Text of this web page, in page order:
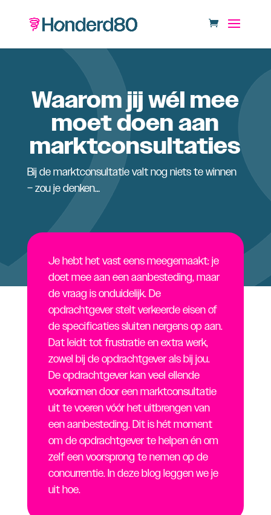
Waarom jij wél mee
moet doen aan
marktconsultaties
Bij de marktconsultatie valt nog niets te winnen
– zou je denken…
Je hebt het vast eens meegemaakt: je
doet mee aan een aanbesteding, maar
de vraag is onduidelijk. De
opdrachtgever stelt verkeerde eisen of
de specificaties sluiten nergens op aan.
Dat leidt tot frustratie en extra werk,
zowel bij de opdrachtgever als bij jou.
De opdrachtgever kan veel ellende
voorkomen door een marktconsultatie
uit te voeren vóór het uitbrengen van
een aanbesteding. Dit is hét moment
om de opdrachtgever te helpen én om
zelf een voorsprong te nemen op de
concurrentie. In deze blog leggen we je
uit hoe.